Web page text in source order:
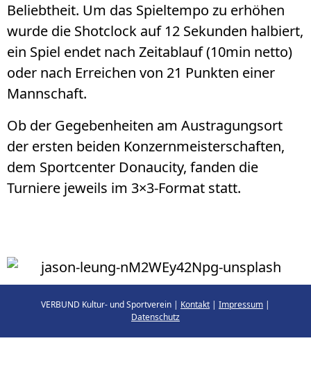
Beliebtheit. Um das Spieltempo zu erhöhen
wurde die Shotclock auf 12 Sekunden halbiert,
ein Spiel endet nach Zeitablauf (10min netto)
oder nach Erreichen von 21 Punkten einer
Mannschaft.
Ob der Gegebenheiten am Austragungsort
der ersten beiden Konzernmeisterschaften,
dem Sportcenter Donaucity, fanden die
Turniere jeweils im 3×3-Format statt.
VERBUND Kultur- und Sportverein | Kontakt | Impressum |
Datenschutz